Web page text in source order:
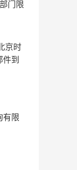
门限
京时
到
有限